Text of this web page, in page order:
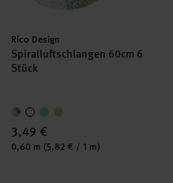
Hersteller:
Rico Design
Spiralluftschlangen 60cm 6
Stück
3,49 €
Inhalt:
0,60 m (5,82 € / 1 m)